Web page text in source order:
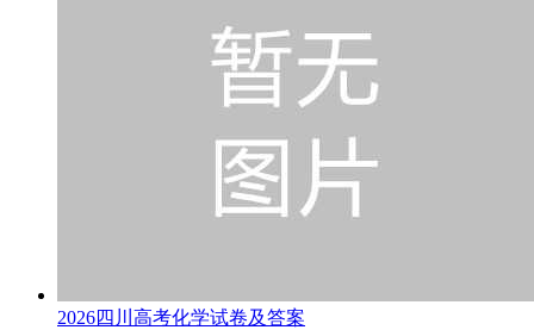
2026四川高考化学试卷及答案